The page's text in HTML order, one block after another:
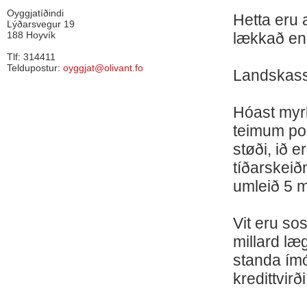
Oyggjatíðindi
Lýðarsvegur 19
188 Hoyvík
Tlf: 314411
Teldupostur: oyggjat@olivant.fo
Hetta eru
lækkað
Hóast
teimum
støði, ið
umleið 5
Vit eru
millard
standa